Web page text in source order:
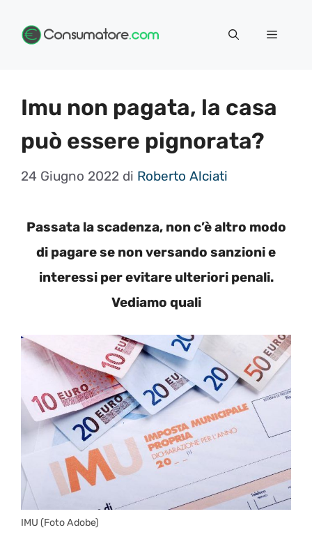
Menu
Imu non pagata, la casa
può essere pignorata?
24 Giugno 2022 di Roberto Alciati
Passata la scadenza, non c’è altro modo
di pagare se non versando sanzioni e
interessi per evitare ulteriori penali.
Vediamo quali
IMU (Foto Adobe)